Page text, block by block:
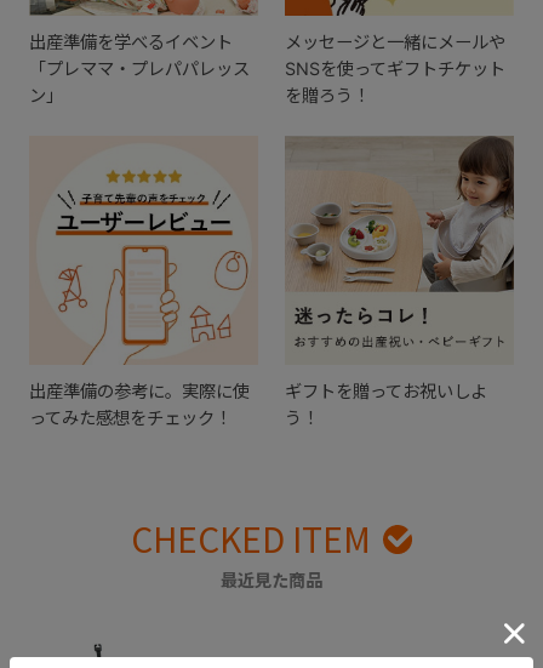
出産準備を学べるイベント
「プレママ・プレパパレッス
ン」
メッセージと一緒にメールや
SNSを使ってギフトチケット
を贈ろう！
出産準備の参考に。実際に使
ってみた感想をチェック！
ギフトを贈ってお祝いしよ
う！
CHECKED ITEM
最近見た商品